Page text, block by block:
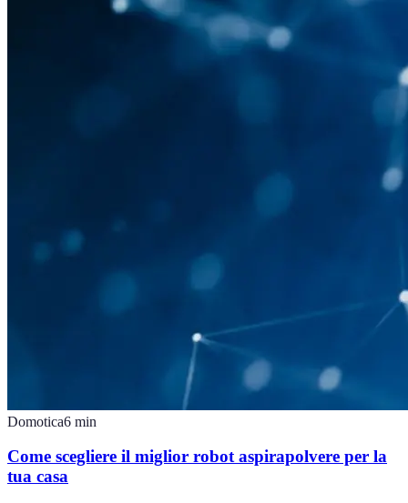
Domotica6 min
Come scegliere il miglior robot aspirapolvere per la
tua casa